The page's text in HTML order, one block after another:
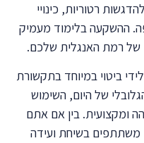
רטוריות, כינויי
ההשקעה בלימוד מעמיק
של רמת האנגלית שלכם.
ביטוי במיוחד בתקשורת
של היום, השימוש
ומקצועית. בין אם אתם
משתתפים בשיחת ועידה